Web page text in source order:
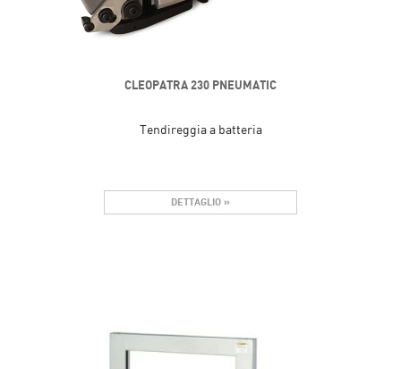
CLEOPATRA 230 PNEUMATIC
Tendireggia a batteria
DETTAGLIO »